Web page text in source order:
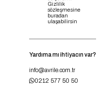
Gizlilik
sözleşmesine
buradan
ulaşabilirsin
Yardıma mı ihtiyacın var?
info@avrile.com.tr
0212 577 50 50